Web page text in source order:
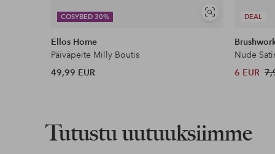
COSYBED 30%
Näytä
Ellos Home
Päiväpeite Milly Boutis
49,99 EUR
DEAL
Nude
6 EUR
Tutustu uutuuksiimme